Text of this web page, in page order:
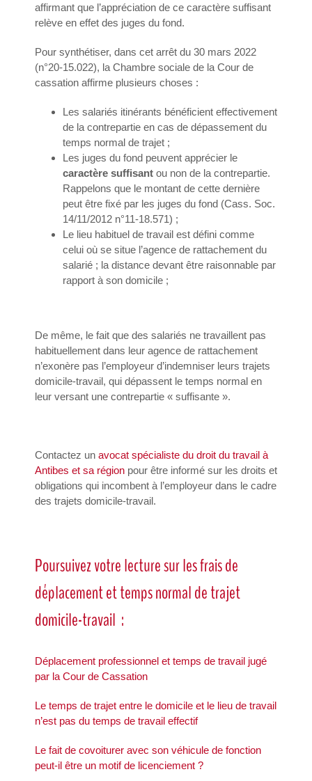
affirmant que l’appréciation de ce caractère suffisant
relève en effet des juges du fond.
Pour synthétiser, dans cet arrêt du 30 mars 2022
(n°20-15.022), la Chambre sociale de la Cour de
cassation affirme plusieurs choses :
Les salariés itinérants bénéficient effectivement
de la contrepartie en cas de dépassement du
temps normal de trajet ;
Les juges du fond peuvent apprécier le
caractère suffisant ou non de la contrepartie.
Rappelons que le montant de cette dernière
peut être fixé par les juges du fond (Cass. Soc.
14/11/2012 n°11-18.571) ;
Le lieu habituel de travail est défini comme
celui où se situe l’agence de rattachement du
salarié ; la distance devant être raisonnable par
rapport à son domicile ;
De même, le fait que des salariés ne travaillent pas
habituellement dans leur agence de rattachement
n’exonère pas l’employeur d’indemniser leurs trajets
domicile-travail, qui dépassent le temps normal en
leur versant une contrepartie « suffisante ».
Contactez un avocat spécialiste du droit du travail à
Antibes et sa région pour être informé sur les droits et
obligations qui incombent à l’employeur dans le cadre
des trajets domicile-travail.
Poursuivez votre lecture sur les frais de
déplacement et temps normal de trajet
domicile-travail :
Déplacement professionnel et temps de travail jugé
par la Cour de Cassation
Le temps de trajet entre le domicile et le lieu de travail
n’est pas du temps de travail effectif
Le fait de covoiturer avec son véhicule de fonction
peut-il être un motif de licenciement ?